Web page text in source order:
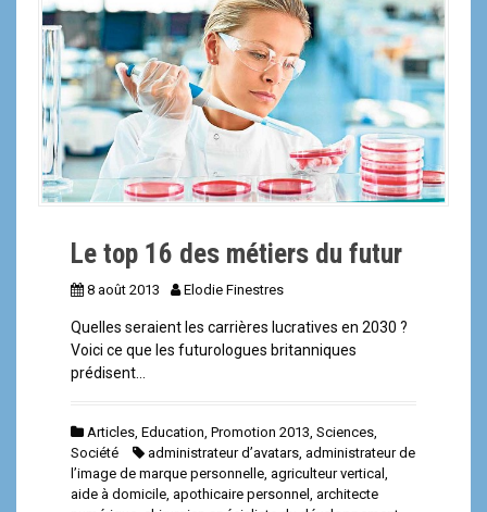
Le top 16 des métiers du futur
8 août 2013 Elodie Finestres
Quelles seraient les carrières lucratives en 2030 ?
Voici ce que les futurologues britanniques
prédisent…
Articles, Education, Promotion 2013, Sciences,
Société
administrateur d’avatars, administrateur de
l’image de marque personnelle, agriculteur vertical ,
aide à domicile, apothicaire personnel , architecte